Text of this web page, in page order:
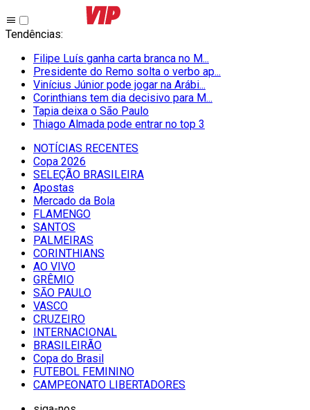
Tendências:
Filipe Luís ganha carta branca no M...
Presidente do Remo solta o verbo ap...
Vinícius Júnior pode jogar na Arábi...
Corinthians tem dia decisivo para M...
Tapia deixa o São Paulo
Thiago Almada pode entrar no top 3
NOTÍCIAS RECENTES
Copa 2026
SELEÇÃO BRASILEIRA
Apostas
Mercado da Bola
FLAMENGO
SANTOS
PALMEIRAS
CORINTHIANS
AO VIVO
GRÊMIO
SĀO PAULO
VASCO
CRUZEIRO
INTERNACIONAL
BRASILEIRÃO
Copa do Brasil
FUTEBOL FEMININO
CAMPEONATO LIBERTADORES